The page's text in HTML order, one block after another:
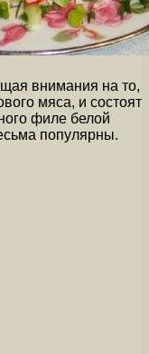
внимания на то,
мяса, и состоят
филе белой
популярны.